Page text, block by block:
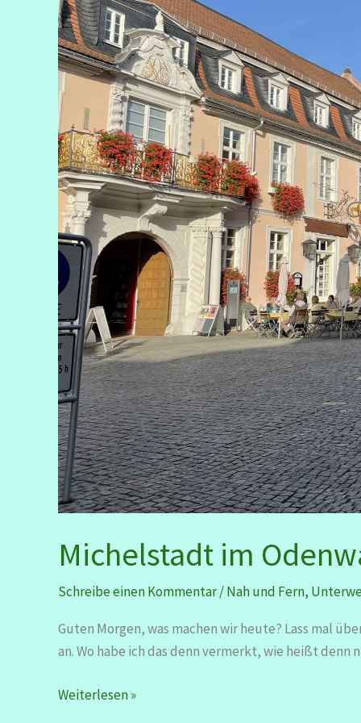
Michelstadt im
Schreibe einen Kommentar/Nah und Fern,
Guten Morgen, was machen wir heute? Lass mal
an. Wo habe ich das denn vermerkt, wie heißt
Michelstadt
Weiterlesen »